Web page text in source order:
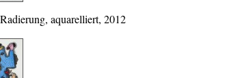
aquarelliert, 2012